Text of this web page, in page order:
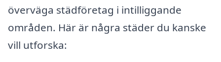
överväga städföretag i intilliggande
områden. Här är några städer du kanske
vill utforska: